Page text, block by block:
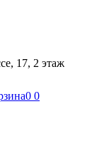
17, 2 этаж
0 0